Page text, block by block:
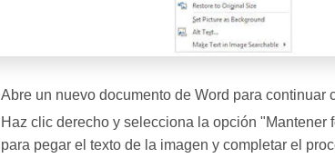
Abre un nuevo documento de Word para continuar
Haz clic derecho y selecciona la opción
para pegar el texto de la imagen y completar el